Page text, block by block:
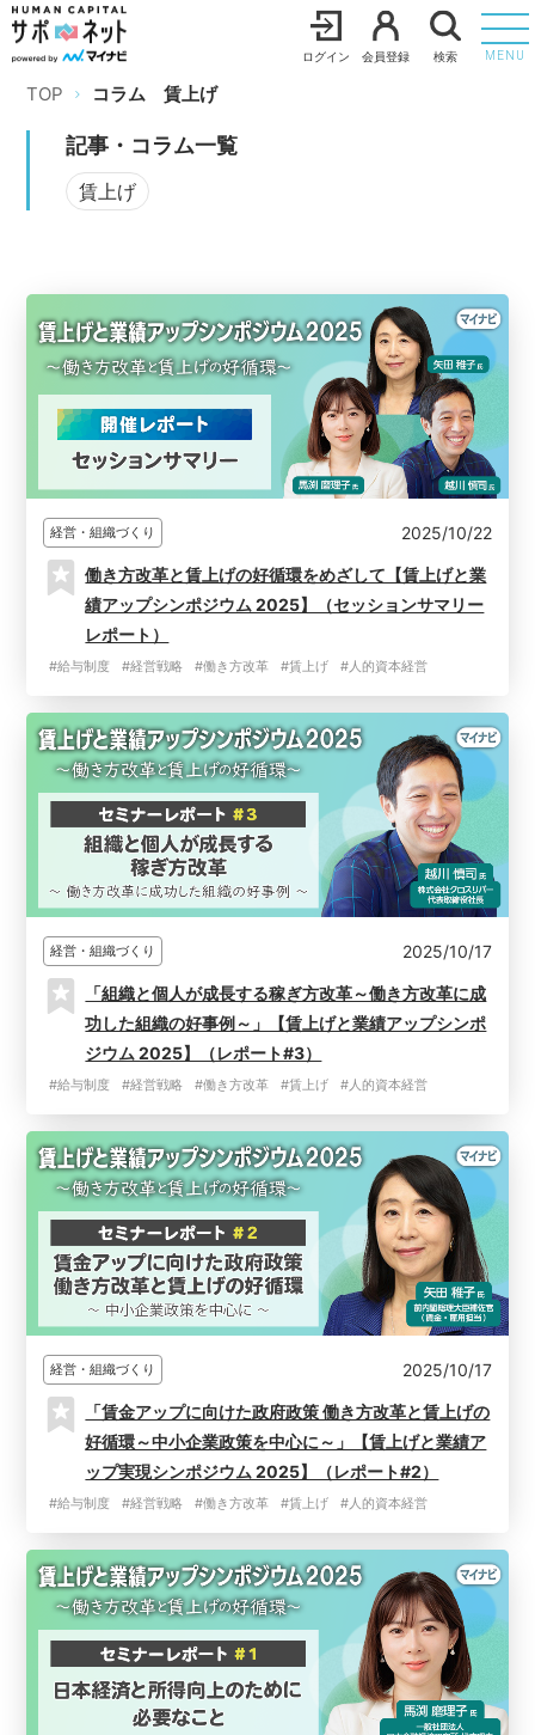
ログイン 会員登録 検索 MENU
TOP コラム賃上げ
記事・コラム一覧
賃上げ
経営・組織づくり 2025/10/22
働き方改革と賃上げの好循環をめざして【賃上げと業
績アップシンポジウム 2025】（セッションサマリー
レポート）
#給与制度 #経営戦略 #働き方改革 #賃上げ #人的資本経営
経営・組織づくり 2025/10/17
「組織と個人が成長する稼ぎ方改革～働き方改革に成
功した組織の好事例～」【賃上げと業績アップシンポ
ジウム 2025】（レポート#3）
#給与制度 #経営戦略 #働き方改革 #賃上げ #人的資本経営
経営・組織づくり 2025/10/17
「賃金アップに向けた政府政策 働き方改革と賃上げの
好循環～中小企業政策を中心に～」【賃上げと業績ア
ップ実現シンポジウム 2025】（レポート#2）
#給与制度 #経営戦略 #働き方改革 #賃上げ #人的資本経営